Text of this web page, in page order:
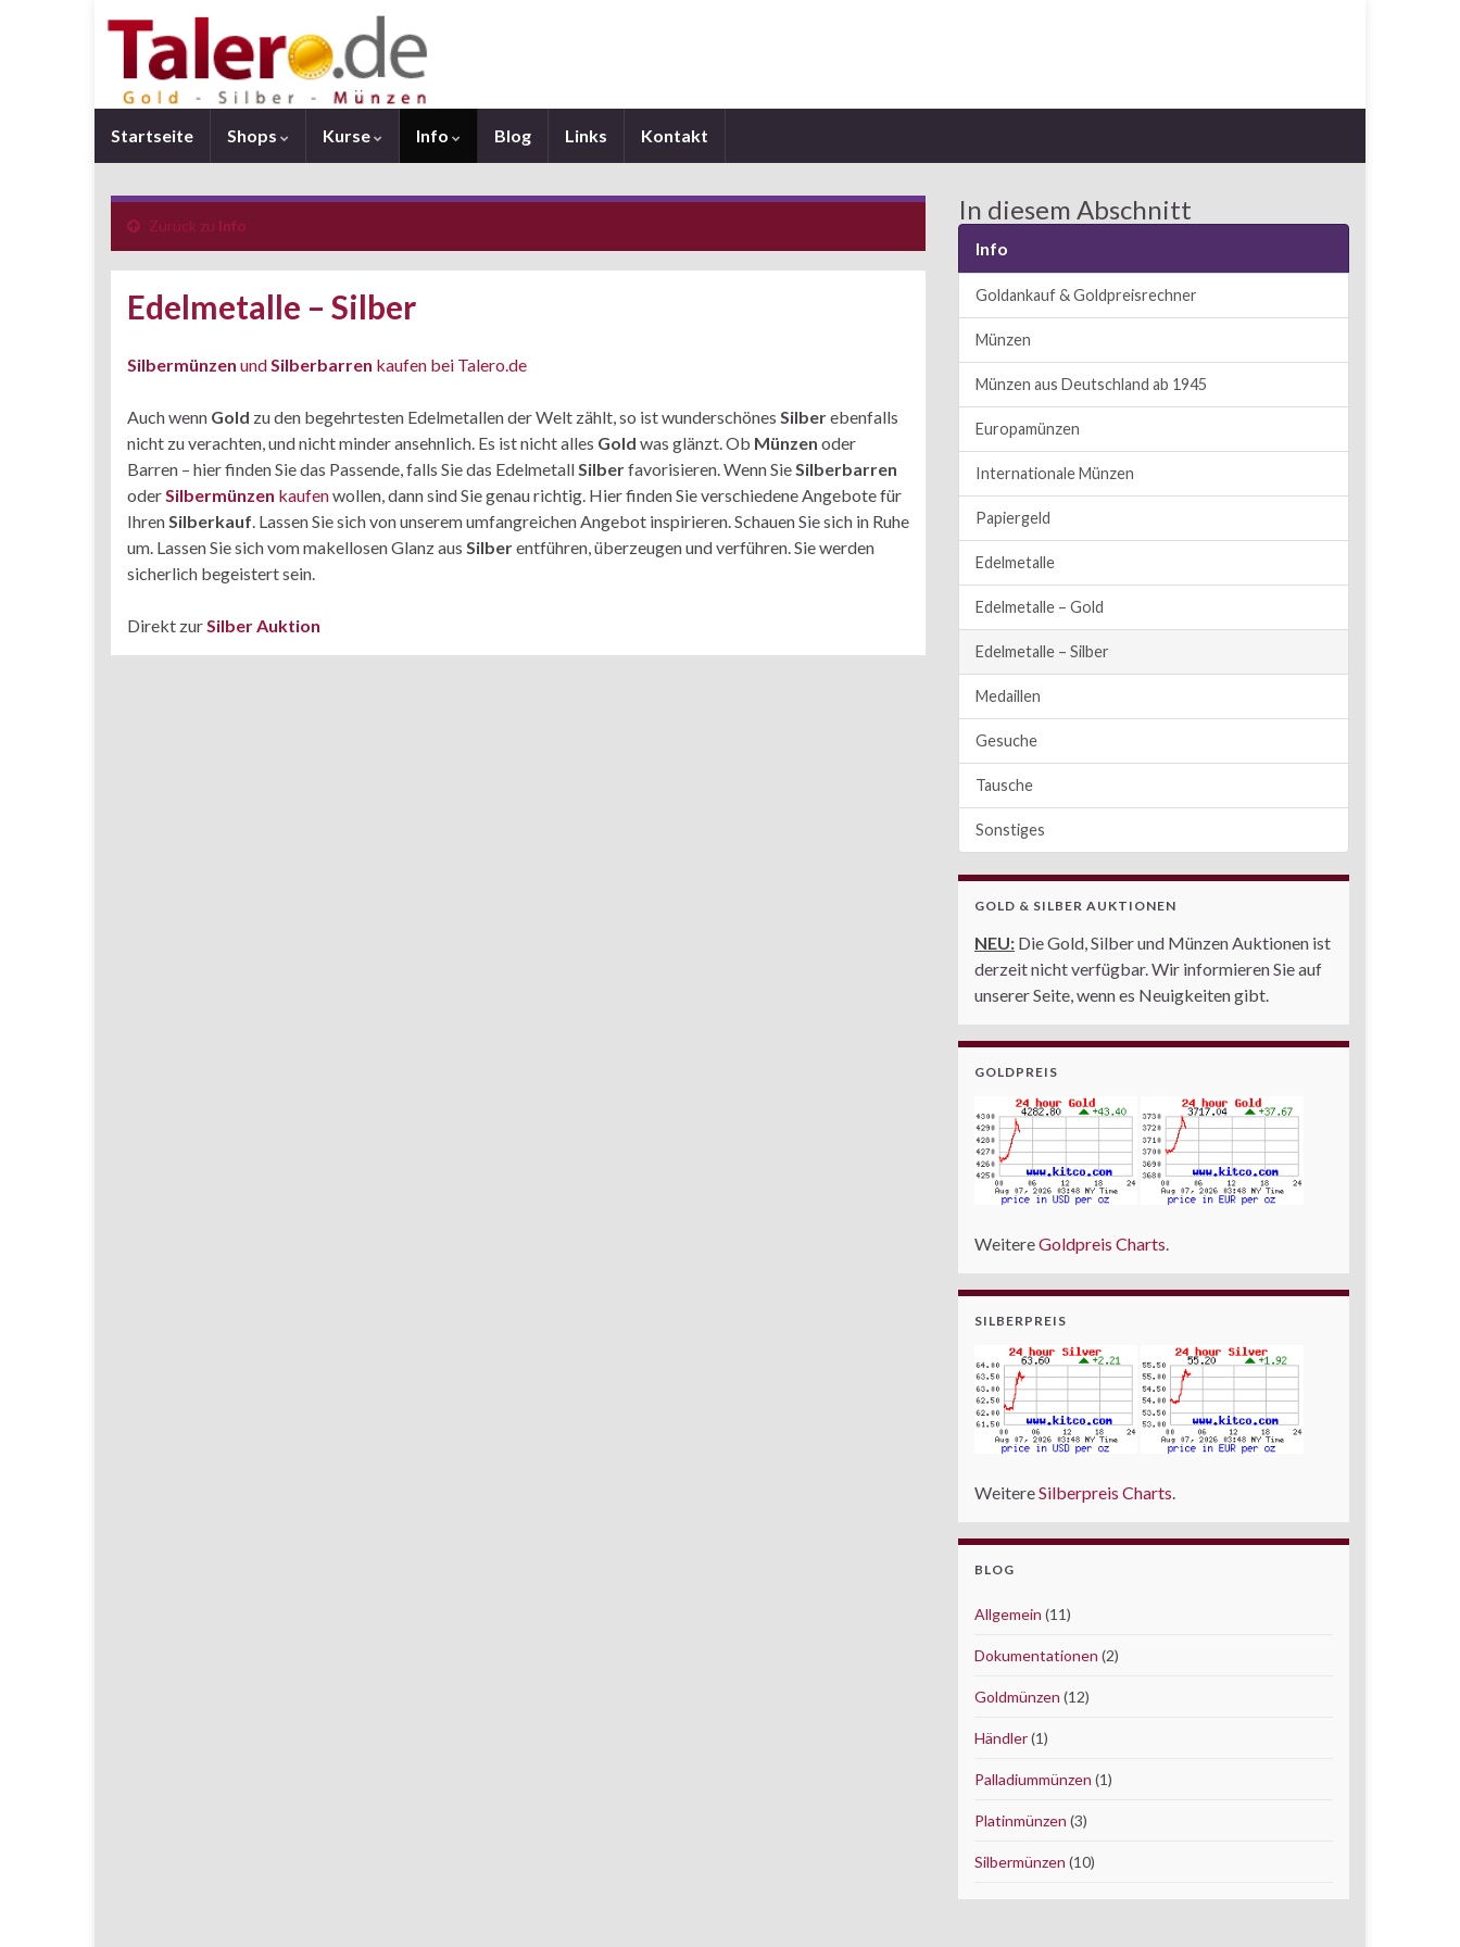
Startseite Shops Kurse Info Blog Links Kontakt
Zurück zu Info
Edelmetalle – Silber
Silbermünzen undSilberbarren kaufen bei Talero.de
Auch wenn Gold zu den begehrtesten Edelmetallen der Welt zählt, so ist wunderschönes Silberebenfalls
nicht zu verachten, und nicht minder ansehnlich. Es ist nicht alles Gold was glänzt. Ob Münzen oder
Barren – hier finden Sie das Passende, falls Sie das EdelmetallSilberfavorisieren. Wenn SieSilberbarren
oderSilbermünzen kaufenwollen, dann sind Sie genau richtig. Hier finden Sie verschiedene Angebote für
IhrenSilberkauf. Lassen Sie sich von unserem umfangreichen Angebot inspirieren. Schauen Sie sich in Ruhe
um. Lassen Sie sich vom makellosen Glanz aus Silberentführen, überzeugen und verführen. Sie werden
sicherlich begeistert sein.
Direkt zurSilber Auktion
In diesem Abschnitt
Info
Goldankauf & Goldpreisrechner
Münzen
Münzen aus Deutschland ab 1945
Europamünzen
Internationale Münzen
Papiergeld
Edelmetalle
Edelmetalle – Gold
Edelmetalle – Silber
Medaillen
Gesuche
Tausche
Sonstiges
GOLD & SILBER AUKTIONEN
NEU: Die Gold, Silber und Münzen Auktionen ist
derzeit nicht verfügbar. Wir informieren Sie auf
unserer Seite, wenn es Neuigkeiten gibt.
GOLDPREIS
WeitereGoldpreis Charts.
SILBERPREIS
WeitereSilberpreis Charts.
BLOG
Allgemein (11)
Dokumentationen (2)
Goldmünzen (12)
Händler(1)
Palladiummünzen (1)
Platinmünzen (3)
Silbermünzen (10)